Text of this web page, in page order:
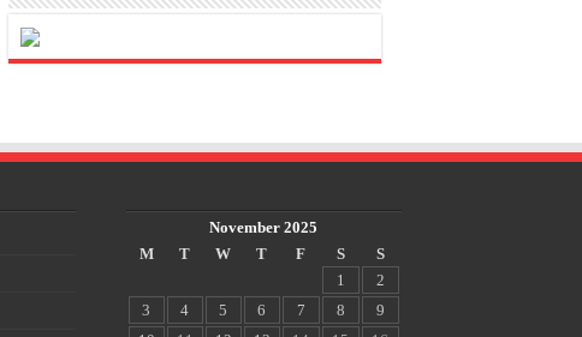
November 2025
M
T W T F S
S
1
2
3
4 5 6 7 8
9